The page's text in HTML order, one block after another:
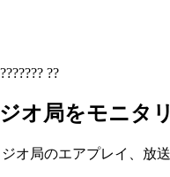
??
オ局をモニタ
オ局のエアプレイ、放